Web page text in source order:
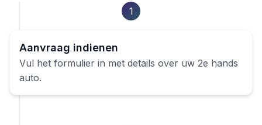
1
Aanvraag indienen
Vul het formulier in met details over uw 2e hands
auto.